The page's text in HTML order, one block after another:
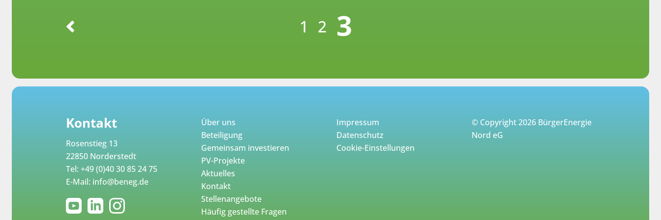
1 2 3
Kontakt
Rosenstieg 13
22850 Norderstedt
Tel: +49 (0)40 30 85 24 75
E-Mail: info@beneg.de
Über uns
Beteiligung
Gemeinsam investieren
PV-Projekte
Aktuelles
Kontakt
Stellenangebote
Häufig gestellte Fragen
Impressum
Datenschutz
Cookie-Einstellungen
© Copyright 2026 BürgerEnergie
Nord eG